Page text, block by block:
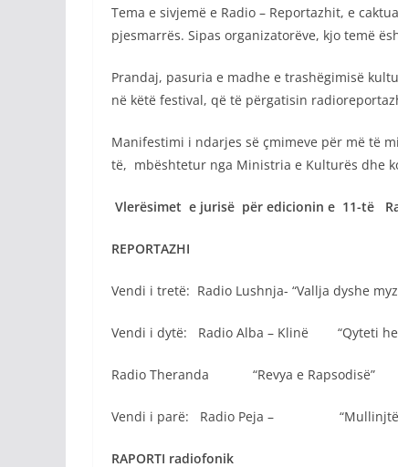
Tema e sivjemë e Radio – Reportazhit, e
pjesmarrës. Sipas organizatorëve, kjo temë
Prandaj, pasuria e madhe e trashëgimisë
në këtë festival, që të përgatisin
Manifestimi i ndarjes së çmimeve për më të
të, mbështetur nga Ministria e Kulturës dhe
Vlerësimet e jurisë për edicionin e 11-të
REPORTAZHI
Vendi i tretë: Radio Lushnja- “Vallja dyshe
Vendi i dytë: Radio Alba – Klinë “Qyteti
Radio Theranda “Revya e
Vendi i parë: Radio Peja –
RAPORTI radiofonik